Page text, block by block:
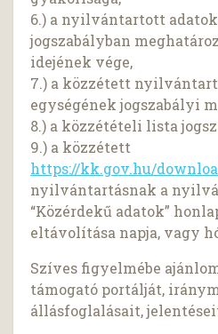
6.) a nyilvántartott
jogszabályban
idejének vége,
7.) a közzétett
egységének jogszabályi
8.) a közzétételi lista
9.) a közzétett
https://kk.gov.hu/
nyilvántartásnak a
“Közérdekű adatok”
eltávolítása napja, vagy
Szíves figyelmébe
támogató portálját,
állásfoglalásait,